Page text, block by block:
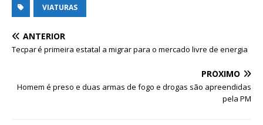
VIATURAS
ANTERIOR
Tecpar é primeira estatal a migrar para o mercado livre de energia
PRÓXIMO
Homem é preso e duas armas de fogo e drogas são apreendidas
pela PM